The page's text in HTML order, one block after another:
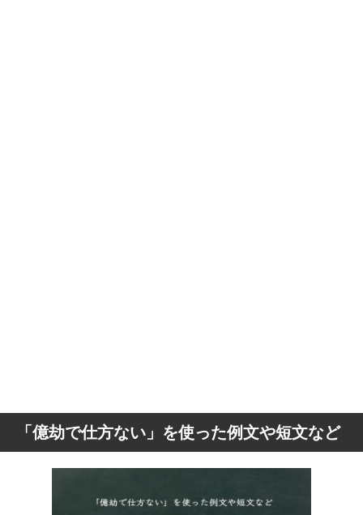
「億劫で仕方ない」を使った例文や短文など